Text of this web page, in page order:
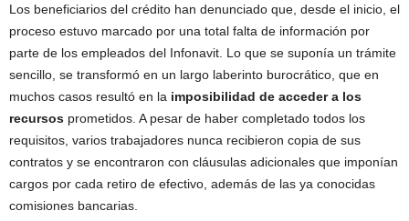
Los beneficiarios del crédito han denunciado que, desde el inicio, el
proceso estuvo marcado por una total falta de información por
parte de los empleados del Infonavit. Lo que se suponía un trámite
sencillo, se transformó en un largo laberinto burocrático, que en
muchos casos resultó en la imposibilidad de acceder a los
recursos prometidos. A pesar de haber completado todos los
requisitos, varios trabajadores nunca recibieron copia de sus
contratos y se encontraron con cláusulas adicionales que imponían
cargos por cada retiro de efectivo, además de las ya conocidas
comisiones bancarias.